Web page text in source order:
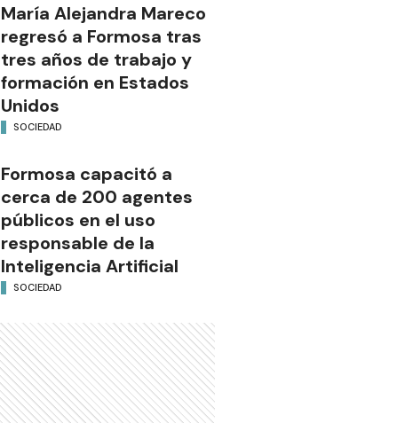
María Alejandra Mareco
regresó a Formosa tras
tres años de trabajo y
formación en Estados
Unidos
SOCIEDAD
Formosa capacitó a
cerca de 200 agentes
públicos en el uso
responsable de la
Inteligencia Artificial
SOCIEDAD